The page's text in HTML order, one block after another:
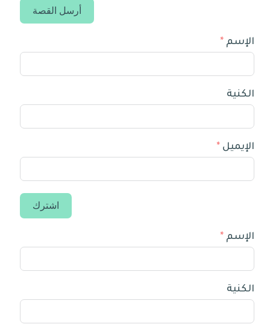
أرسل القصة
الإسم
الكنية
الإيميل
اشترك
الإسم
الكنية